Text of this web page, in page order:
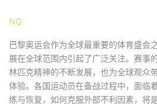
NG
巴黎奥运会作为全球最重要的体育盛会
展在全球范围内引起了广泛关注。赛事
林匹克精神的不断发展，也为全球观众
体验。各国运动员在备战过程中，面临
练与恢复，如何克服外部不利因素，将